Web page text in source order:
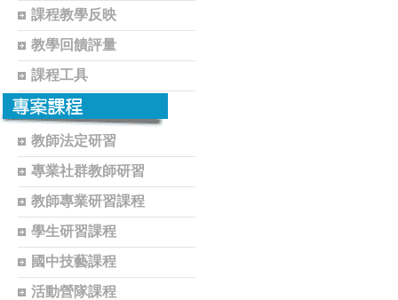
課程教學反映
教學回饋評量
課程工具
教師法定研習
專業社群教師研習
教師專業研習課程
學生研習課程
國中技藝課程
活動營隊課程